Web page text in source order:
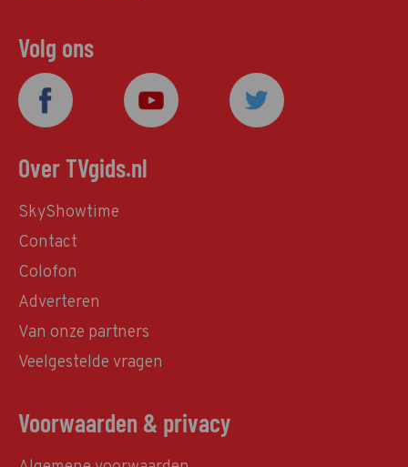
Volg ons
Over TVgids.nl
SkyShowtime
Contact
Colofon
Adverteren
Van onze partners
Veelgestelde vragen
Voorwaarden & privacy